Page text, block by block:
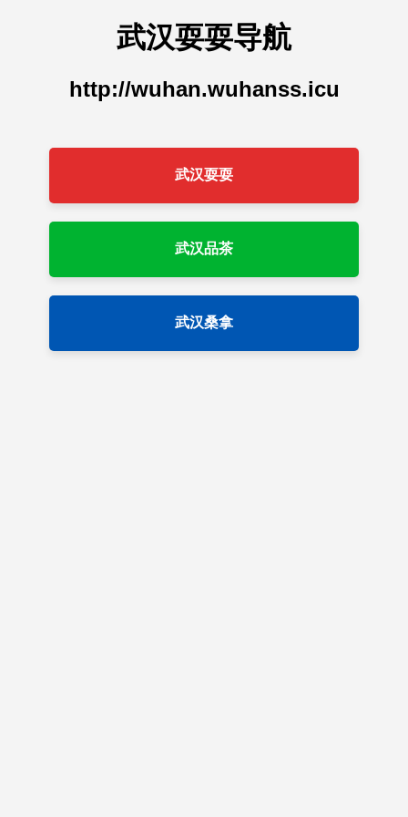
武汉耍耍导航
http://wuhan.wuhanss.icu
武汉耍耍
武汉品茶
武汉桑拿